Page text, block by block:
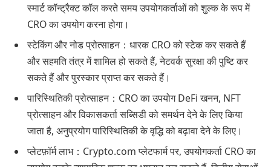
स्मार्ट कॉन्ट्रैक्ट कॉल करते समय उपयोगकर्ताओं को शुल्क के रूप में
CRO का उपयोग करना होगा।
स्टेकिंग और नोड प्रोत्साहन：धारक CRO को स्टेक कर सकते हैं
और सहमति तंत्र में शामिल हो सकते हैं, नेटवर्क सुरक्षा की पुष्टि कर
सकते हैं और पुरस्कार प्राप्त कर सकते हैं।
पारिस्थितिकी प्रोत्साहन：CRO का उपयोग DeFi खनन, NFT
प्रोत्साहन और विकासकर्ता सब्सिडी को समर्थन देने के लिए किया
जाता है, अनुप्रयोग पारिस्थितिकी के वृद्धि को बढ़ावा देने के लिए।
प्लेटफ़ॉर्म लाभ：Crypto.com प्लेटफार्म पर, उपयोगकर्ता CRO का